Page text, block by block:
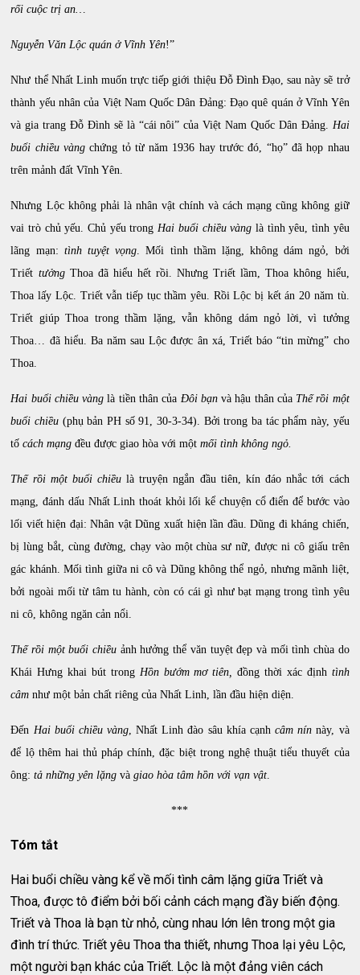
rối cuộc trị an…
Nguyễn Văn Lộc quán ở Vĩnh Yên!”
Như thể Nhất Linh muốn trực tiếp giới thiệu Đỗ Đình Đạo, sau này sẽ trở
thành yếu nhân của Việt Nam Quốc Dân Đảng: Đạo quê quán ở Vĩnh Yên
và gia trang Đỗ Đình sẽ là “cái nôi” của Việt Nam Quốc Dân Đảng. Hai
buổi chiều vàng chứng tỏ từ năm 1936 hay trước đó, “họ” đã họp nhau
trên mảnh đất Vĩnh Yên.
Nhưng Lộc không phải là nhân vật chính và cách mạng cũng không giữ
vai trò chủ yếu. Chủ yếu trongHai buổi chiều vàng là tình yêu, tình yêu
lãng mạn: tình tuyệt vọng. Mối tình thầm lặng, không dám ngỏ, bởi
Triết tưởngThoa đã hiểu hết rồi. Nhưng Triết lầm, Thoa không hiểu,
Thoa lấy Lộc. Triết vẫn tiếp tục thầm yêu. Rồi Lộc bị kết án 20 năm tù.
Triết giúp Thoa trong thầm lặng, vẫn không dám ngỏ lời, vì tưởng
Thoa… đã hiểu. Ba năm sau Lộc được ân xá, Triết báo “tin mừng” cho
Thoa.
Hai buổi chiều vàng là tiền thân của Đôi bạnvà hậu thân của Thế rồi một
buổi chiều (phụ bản PH số 91, 30-3-34). Bởi trong ba tác phẩm này, yếu
tốcách mạng đều được giao hòa với mộtmối tình không ngỏ.
Thế rồi một buổi chiều là truyện ngắn đầu tiên, kín đáo nhắc tới cách
mạng, đánh dấu Nhất Linh thoát khỏi lối kể chuyện cổ điển để bước vào
lối viết hiện đại: Nhân vật Dũng xuất hiện lần đầu. Dũng đi kháng chiến,
bị lùng bắt, cùng đường, chạy vào một chùa sư nữ, được ni cô giấu trên
gác khánh. Mối tình giữa ni cô và Dũng không thể ngỏ, nhưng mãnh liệt,
bởi ngoài mối từ tâm tu hành, còn có cái gì như bạt mạng trong tình yêu
ni cô, không ngăn cản nổi.
Thế rồi một buổi chiều ảnh hưởng thể văn tuyệt đẹp và mối tình chùa do
Khái Hưng khai bút trong Hồn bướm mơ tiên,đồng thời xác định tình
câmnhư một bản chất riêng của Nhất Linh, lần đầu hiện diện.
Đến Hai buổi chiều vàng, Nhất Linh đào sâu khía cạnhcâm nín này, và
để lộ thêm hai thủ pháp chính, đặc biệt trong nghệ thuật tiểu thuyết của
ông:tả những yên lặng vàgiao hòa tâm hồn với vạn vật.
***
Tóm tắt
Hai buổi chiều vàng kể về mối tình câm lặng giữa Triết và
Thoa, được tô điểm bởi bối cảnh cách mạng đầy biến động.
Triết và Thoa là bạn từ nhỏ, cùng nhau lớn lên trong một gia
đình trí thức. Triết yêu Thoa tha thiết, nhưng Thoa lại yêu Lộc,
một người bạn khác của Triết. Lộc là một đảng viên cách